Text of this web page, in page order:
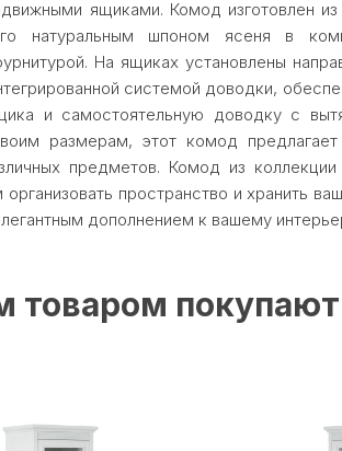
ящиками. Комод изготовлен
натуральным шпоном ясеня в
На ящиках установлены
системой доводки,
и самостоятельную доводку с
размерам, этот комод
предметов. Комод из
пространство и хранить
дополнением к вашему
товаром покупают